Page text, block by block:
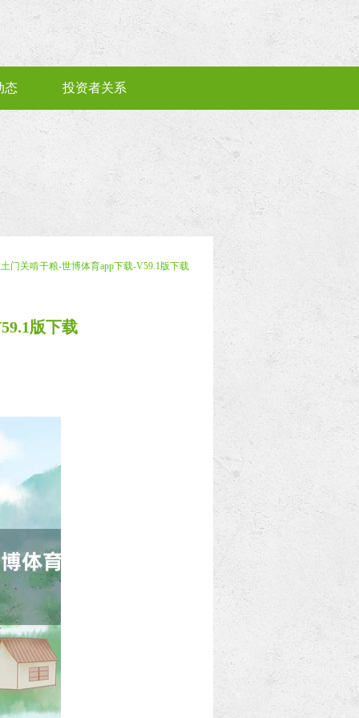
态 投资者关系
门关啃干粮-世博体育app下载-V59.1版下载
版下载